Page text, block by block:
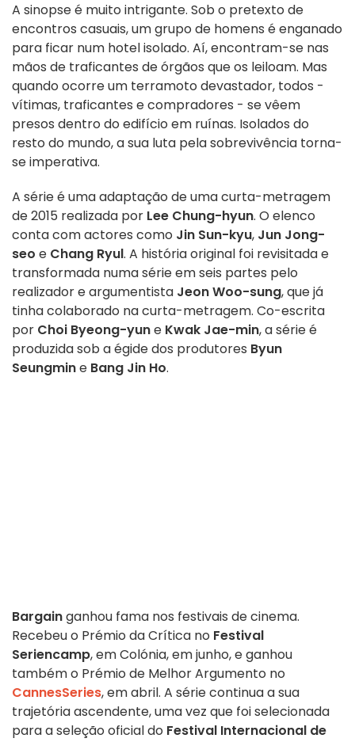
A sinopse é muito intrigante. Sob o pretexto de
encontros casuais, um grupo de homens é enganado
para ficar num hotel isolado. Aí, encontram-se nas
mãos de traficantes de órgãos que os leiloam. Mas
quando ocorre um terramoto devastador, todos -
vítimas, traficantes e compradores - se vêem
presos dentro do edifício em ruínas. Isolados do
resto do mundo, a sua luta pela sobrevivência torna-
se imperativa.
A série é uma adaptação de uma curta-metragem
de 2015 realizada por Lee Chung-hyun. O elenco
conta com actores como Jin Sun-kyu, Jun Jong-
seo e Chang Ryul. A história original foi revisitada e
transformada numa série em seis partes pelo
realizador e argumentista Jeon Woo-sung, que já
tinha colaborado na curta-metragem. Co-escrita
por Choi Byeong-yune Kwak Jae-min, a série é
produzida sob a égide dos produtores Byun
Seungmine Bang Jin Ho.
Bargainganhou fama nos festivais de cinema.
Recebeu o Prémio da Crítica no Festival
Seriencamp, em Colónia, em junho, e ganhou
também o Prémio de Melhor Argumento no
CannesSeries, em abril. A série continua a sua
trajetória ascendente, uma vez que foi selecionada
para a seleção oficial do Festival Internacional de